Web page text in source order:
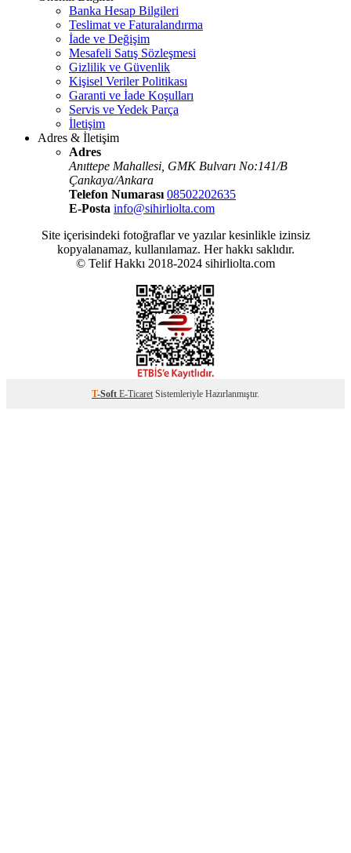
Banka Hesap Bilgileri
Teslimat ve Faturalandırma
İade ve Değişim
Mesafeli Satış Sözleşmesi
Gizlilik ve Güvenlik
Kişisel Veriler Politikası
Garanti ve İade Koşulları
Servis ve Yedek Parça
İletişim
Adres & İletişim
Adres
Anıttepe Mahallesi, GMK Bulvarı No:141/B
Çankaya/Ankara
Telefon Numarası 08502202635
E-Posta info@sihirliolta.com
Site içerisindeki fotoğraflar ve yazılar kesinlikle izinsiz
kopyalanamaz, kullanılamaz. Her hakkı saklıdır.
© Telif Hakkı 2018-2024 sihirliolta.com
T-Soft E-Ticaret Sistemleriyle Hazırlanmıştır.